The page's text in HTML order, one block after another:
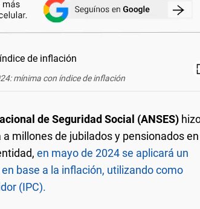
mínima con índice de inflación
de Seguridad Social (ANSES)
millones de jubilados y pensionados en
en mayo de 2024 se aplicará un
base a la inflación, utilizando como
(IPC).